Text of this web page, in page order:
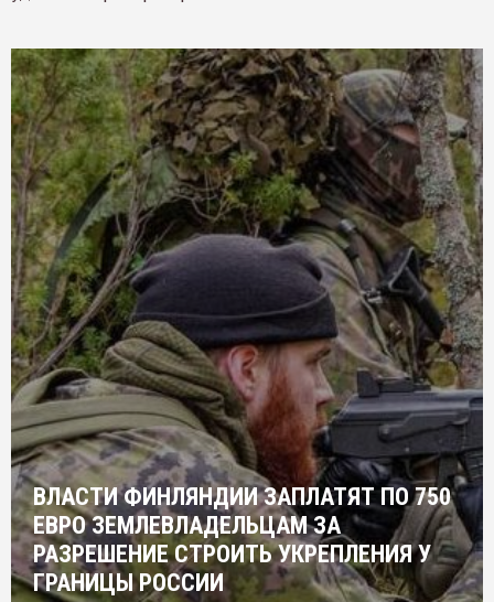
ВЛАСТИ ФИНЛЯНДИИ ЗАПЛАТЯТ ПО 750
ЕВРО ЗЕМЛЕВЛАДЕЛЬЦАМ ЗА
РАЗРЕШЕНИЕ СТРОИТЬ УКРЕПЛЕНИЯ У
ГРАНИЦЫ РОССИИ